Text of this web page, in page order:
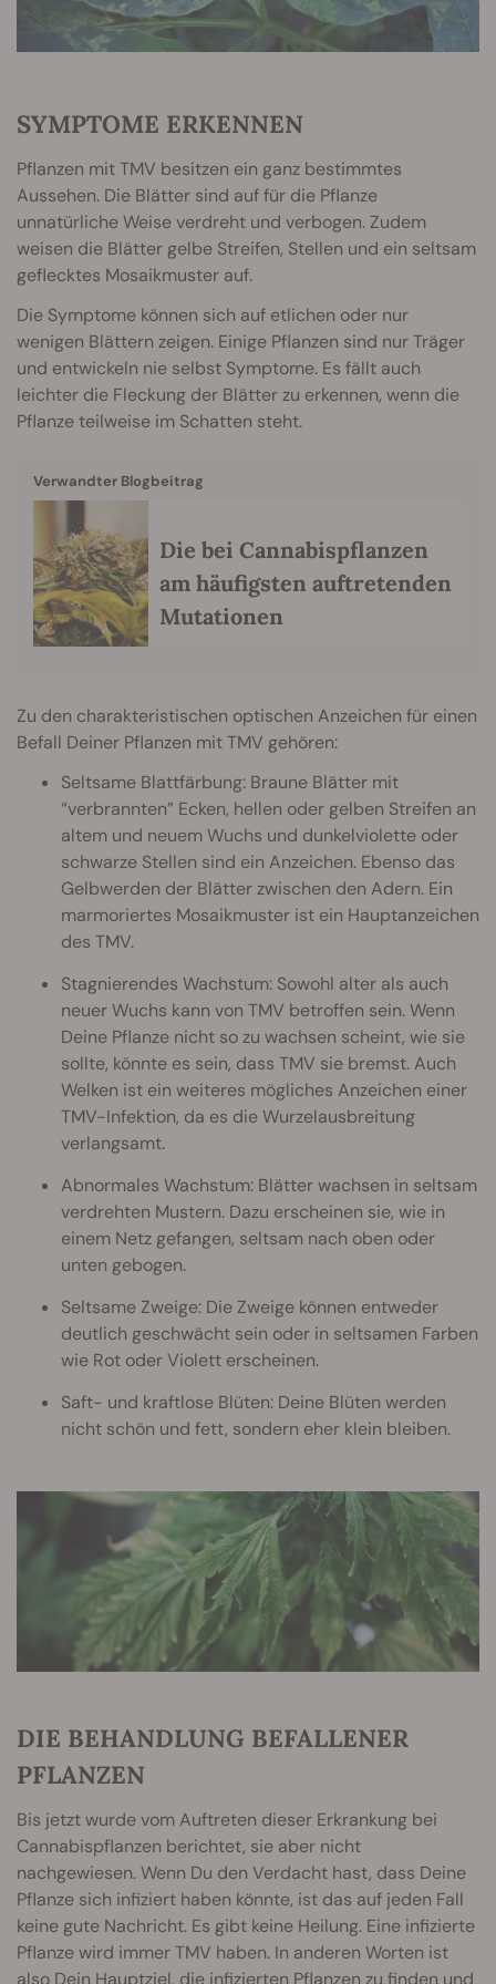
SYMPTOME ERKENNEN
Pflanzen mit TMV besitzen ein ganz bestimmtes
Aussehen. Die Blätter sind auf für die Pflanze
unnatürliche Weise verdreht und verbogen. Zudem
weisen die Blätter gelbe Streifen, Stellen und ein seltsam
geflecktes Mosaikmuster auf.
Die Symptome können sich auf etlichen oder nur
wenigen Blättern zeigen. Einige Pflanzen sind nur Träger
und entwickeln nie selbst Symptome. Es fällt auch
leichter die Fleckung der Blätter zu erkennen, wenn die
Pflanze teilweise im Schatten steht.
Verwandter Blogbeitrag
Die bei Cannabispflanzen
am häufigsten auftretenden
Mutationen
Zu den charakteristischen optischen Anzeichen für einen
Befall Deiner Pflanzen mit TMV gehören:
Seltsame Blattfärbung: Braune Blätter mit
“verbrannten” Ecken, hellen oder gelben Streifen an
altem und neuem Wuchs und dunkelviolette oder
schwarze Stellen sind ein Anzeichen. Ebenso das
Gelbwerden der Blätter zwischen den Adern. Ein
marmoriertes Mosaikmuster ist ein Hauptanzeichen
des TMV.
Stagnierendes Wachstum: Sowohl alter als auch
neuer Wuchs kann von TMV betroffen sein. Wenn
Deine Pflanze nicht so zu wachsen scheint, wie sie
sollte, könnte es sein, dass TMV sie bremst. Auch
Welken ist ein weiteres mögliches Anzeichen einer
TMV-Infektion, da es die Wurzelausbreitung
verlangsamt.
Abnormales Wachstum: Blätter wachsen in seltsam
verdrehten Mustern. Dazu erscheinen sie, wie in
einem Netz gefangen, seltsam nach oben oder
unten gebogen.
Seltsame Zweige: Die Zweige können entweder
deutlich geschwächt sein oder in seltsamen Farben
wie Rot oder Violett erscheinen.
Saft- und kraftlose Blüten: Deine Blüten werden
nicht schön und fett, sondern eher klein bleiben.
DIE BEHANDLUNG BEFALLENER
PFLANZEN
Bis jetzt wurde vom Auftreten dieser Erkrankung bei
Cannabispflanzen berichtet, sie aber nicht
nachgewiesen. Wenn Du den Verdacht hast, dass Deine
Pflanze sich infiziert haben könnte, ist das auf jeden Fall
keine gute Nachricht. Es gibt keine Heilung. Eine infizierte
Pflanze wird immer TMV haben. In anderen Worten ist
also Dein Hauptziel, die infizierten Pflanzen zu finden und